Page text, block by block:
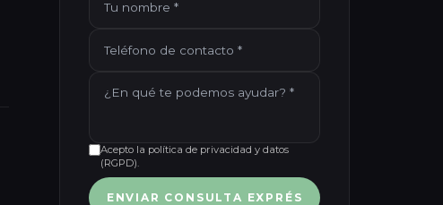
Acepto la política de privacidad y datos
(RGPD).
ENVIAR CONSULTA EXPRÉS